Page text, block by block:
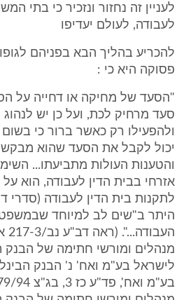
לעניין זה נחזור ונזכיר כי בתי
לעבודה, לעולם יעדיפו
להכריע בהליך הבא בפניהם
פסוקה היא כי :
"הסעד של מחיקה או דחייה על
סעד מרחיק לכת, ועל כן יש לנהוג
ולהפעילו רק כאשר ברור כי בשום
יכול לקבל את הסעד שהוא מבקש
והטענות העולות מתביעתו...
היתר ב"שים לב למיוחד שבמשפט
מנהלים ומורשי חתימה של הבנק
לישראל בע"מ ואח' נ' הבנק